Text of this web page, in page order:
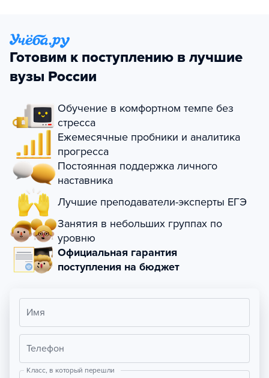
Готовим к поступлению в лучшие
вузы России
Обучение в комфортном темпе без
стресса
Ежемесячные пробники и аналитика
прогресса
Постоянная поддержка личного
наставника
Лучшие преподаватели-эксперты ЕГЭ
Занятия в небольших группах по
уровню
Официальная гарантия
поступления на бюджет
Имя
Телефон
Класс, в который перешли